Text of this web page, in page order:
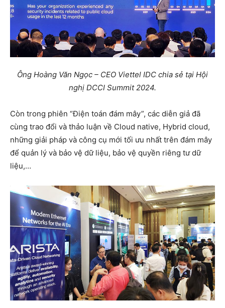
Ông Hoàng Văn Ngọc – CEO Viettel IDC chia sẻ tại Hội
nghị DCCI Summit 2024.
Còn trong phiên “Điện toán đám mây”, các diễn giả đã
cùng trao đổi và thảo luận về Cloud native, Hybrid cloud,
những giải pháp và công cụ mới tối ưu nhất trên đám mây
để quản lý và bảo vệ dữ liệu, bảo vệ quyền riêng tư dữ
liệu,…